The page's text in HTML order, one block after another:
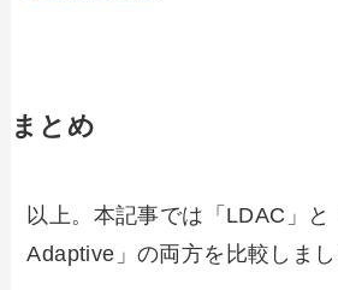
まとめ
以上。本記事では「LDAC」と
Adaptive」の両方を比較しまし